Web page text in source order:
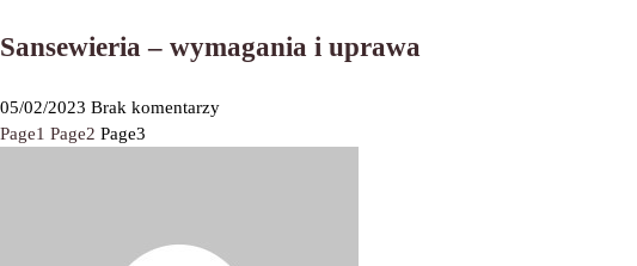
Sansewieria – wymagania i uprawa
05/02/2023 Brak komentarzy
Page1 Page2 Page3